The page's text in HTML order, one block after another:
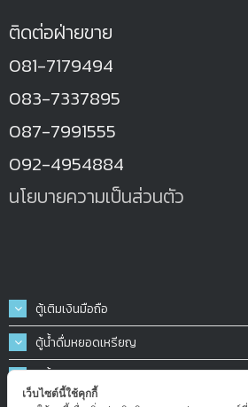
ติดต่อฝ่ายขาย
081-7179494
083-7337895
087-7991555
092-4954884
นโยบายความเป็นส่วนตัว
ตู้เติมเงินมือถือ
ตู้น้ำดื่มหยอดเหรียญ
ตู้น้ำมันหยอดเหรียญ
เว็บไซต์นี้ใช้คุกกี้